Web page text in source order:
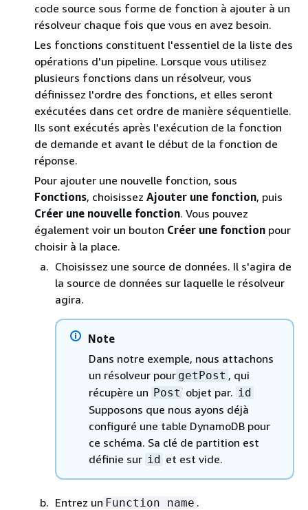
code source sous forme de fonction à ajouter à un
résolveur chaque fois que vous en avez besoin.
Les fonctions constituent l'essentiel de la liste des
opérations d'un pipeline. Lorsque vous utilisez
plusieurs fonctions dans un résolveur, vous
définissez l'ordre des fonctions, et elles seront
exécutées dans cet ordre de manière séquentielle.
Ils sont exécutés après l'exécution de la fonction
de demande et avant le début de la fonction de
réponse.
Pour ajouter une nouvelle fonction, sous
Fonctions, choisissez Ajouter une fonction, puis
Créer une nouvelle fonction. Vous pouvez
également voir un bouton Créer une fonction pour
choisir à la place.
Choisissez une source de données. Il s'agira de
la source de données sur laquelle le résolveur
agira.
Note
Dans notre exemple, nous attachons
un résolveur pour getPost , qui
récupère un Post objet par. id
Supposons que nous ayons déjà
configuré une table DynamoDB pour
ce schéma. Sa clé de partition est
définie sur id et est vide.
Entrez un Function name .